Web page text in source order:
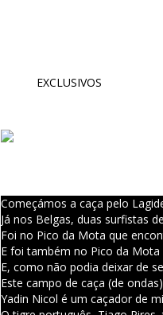
EXCLUSIVOS
Começámos a caça pelo
Já nos Belgas, duas surfistas
Foi no Pico da Mota que
E foi também no Pico da
E, como não podia deixar de
Este campo de caça (de
Yadin Nicol é um caçador de